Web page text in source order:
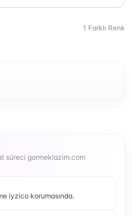
1 Farklı Renk
süreci gormeklazim.com
iyzico korumasında.